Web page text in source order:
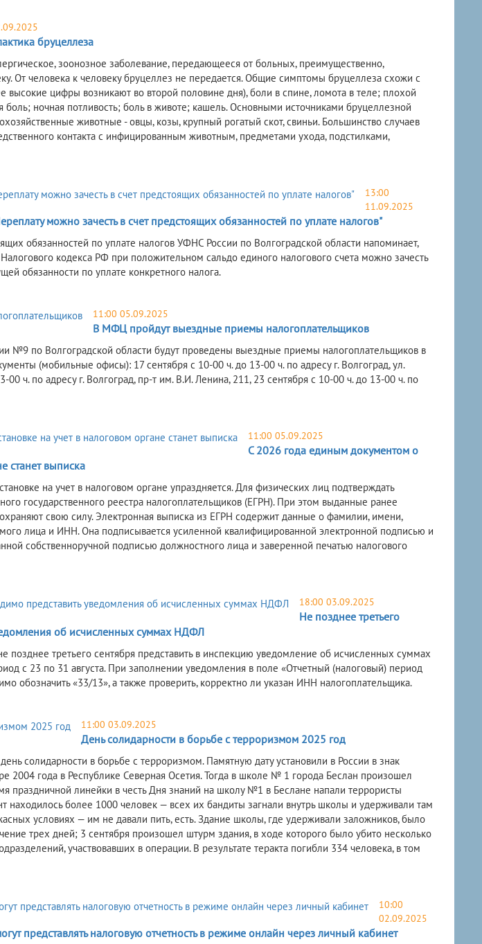
бруцеллеза
зоонозное заболевание, передающееся от больных, преимущественно,
От человека к человеку бруцеллез не передается. Общие симптомы бруцеллеза схожи с
высокие цифры возникают во второй половине дня), боли в спине, ломота в теле; плохой
боль; ночная потливость; боль в животе; кашель. Основными источниками бруцеллезной
животные - овцы, козы, крупный рогатый скот, свиньи. Большинство случаев
контакта с инфицированным животным, предметами ухода, подстилками,
13:00
11.09.2025
можно зачесть в счет предстоящих обязанностей по уплате налогов"
обязанностей по уплате налогов УФНС России по Волгоградской области напоминает,
кодекса РФ при положительном сальдо единого налогового счета можно зачесть
обязанности по уплате конкретного налога.
11:00 05.09.2025
В МФЦ пройдут выездные приемы налогоплательщиков
№9 по Волгоградской области будут проведены выездные приемы налогоплательщиков в
(мобильные офисы): 17 сентября с 10-00 ч. до 13-00 ч. по адресу г. Волгоград, ул.
00 ч. по адресу г. Волгоград, пр-т им. В.И. Ленина, 211, 23 сентября с 10-00 ч. до 13-00 ч. по
11:00 05.09.2025
С 2026 года единым документом о
станет выписка
на учет в налоговом органе упраздняется. Для физических лиц подтверждать
государственного реестра налогоплательщиков (ЕГРН). При этом выданные ранее
свою силу. Электронная выписка из ЕГРН содержит данные о фамилии, имени,
лица и ИНН. Она подписывается усиленной квалифицированной электронной подписью и
собственноручной подписью должностного лица и заверенной печатью налогового
18:00 03.09.2025
Не позднее третьего
об исчисленных суммах НДФЛ
позднее третьего сентября представить в инспекцию уведомление об исчисленных суммах
с 23 по 31 августа. При заполнении уведомления в поле «Отчетный (налоговый) период
обозначить «33/13», а также проверить, корректно ли указан ИНН налогоплательщика.
11:00 03.09.2025
День солидарности в борьбе с терроризмом 2025 год
солидарности в борьбе с терроризмом. Памятную дату установили в России в знак
2004 года в Республике Северная Осетия. Тогда в школе № 1 города Беслан произошел
праздничной линейки в честь Дня знаний на школу №1 в Беслане напали террористы
находилось более 1000 человек — всех их бандиты загнали внутрь школы и удерживали там
условиях — им не давали пить, есть. Здание школы, где удерживали заложников, было
трех дней; 3 сентября произошел штурм здания, в ходе которого было убито несколько
участвовавших в операции. В результате теракта погибли 334 человека, в том
10:00
02.09.2025
представлять налоговую отчетность в режиме онлайн через личный кабинет